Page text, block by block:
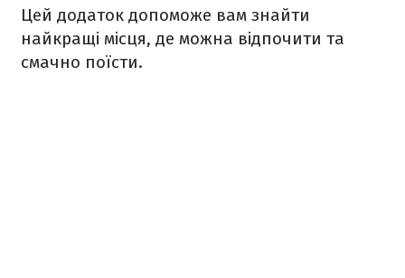
Цей додаток допоможе вам знайти
найкращі місця, де можна відпочити та
смачно поїсти.